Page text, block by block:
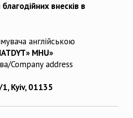
внесків в
англійською
MHU»
Company address
Kyiv, 01135